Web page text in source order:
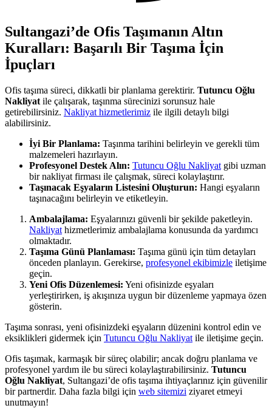
Sultangazi’de Ofis Taşımanın Altın
Kuralları: Başarılı Bir Taşıma İçin
İpuçları
Ofis taşıma süreci, dikkatli bir planlama gerektirir. Tutuncu Oğlu
Nakliyat ile çalışarak, taşınma sürecinizi sorunsuz hale
getirebilirsiniz. Nakliyat hizmetlerimiz ile ilgili detaylı bilgi
alabilirsiniz.
İyi Bir Planlama: Taşınma tarihini belirleyin ve gerekli tüm
malzemeleri hazırlayın.
Profesyonel Destek Alın: Tutuncu Oğlu Nakliyat gibi uzman
bir nakliyat firması ile çalışmak, süreci kolaylaştırır.
Taşınacak Eşyaların Listesini Oluşturun: Hangi eşyaların
taşınacağını belirleyin ve etiketleyin.
Ambalajlama: Eşyalarınızı güvenli bir şekilde paketleyin.
Nakliyat hizmetlerimiz ambalajlama konusunda da yardımcı
olmaktadır.
Taşıma Günü Planlaması: Taşıma günü için tüm detayları
önceden planlayın. Gerekirse, profesyonel ekibimizle iletişime
geçin.
Yeni Ofis Düzenlemesi: Yeni ofisinizde eşyaları
yerleştirirken, iş akışınıza uygun bir düzenleme yapmaya özen
gösterin.
Taşıma sonrası, yeni ofisinizdeki eşyaların düzenini kontrol edin ve
eksiklikleri gidermek için Tutuncu Oğlu Nakliyat ile iletişime geçin.
Ofis taşımak, karmaşık bir süreç olabilir; ancak doğru planlama ve
profesyonel yardım ile bu süreci kolaylaştırabilirsiniz. Tutuncu
Oğlu Nakliyat, Sultangazi’de ofis taşıma ihtiyaçlarınız için güvenilir
bir partnerdir. Daha fazla bilgi için web sitemizi ziyaret etmeyi
unutmayın!